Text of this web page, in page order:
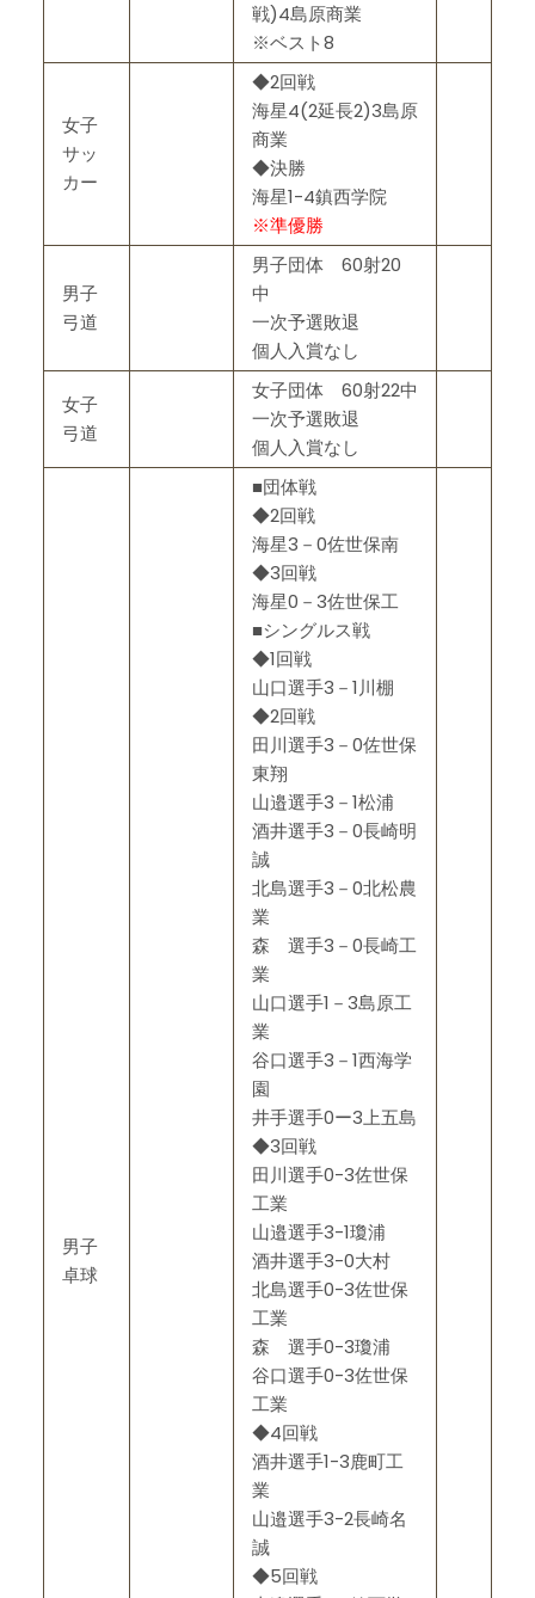
戦)4島原商業
※ベスト8
女子
サッ
カー
◆2回戦
海星4(2延長2)3島原
商業
◆決勝
海星1-4鎮西学院
※準優勝
男子
弓道
男子団体 60射20
中
一次予選敗退
個人入賞なし
女子
弓道
女子団体 60射22中
一次予選敗退
個人入賞なし
男子
卓球
■団体戦
◆2回戦
海星3－0佐世保南
◆3回戦
海星0－3佐世保工
■シングルス戦
◆1回戦
山口選手3－1川棚
◆2回戦
田川選手3－0佐世保
東翔
山邉選手3－1松浦
酒井選手3－0長崎明
誠
北島選手3－0北松農
業
森 選手3－0長崎工
業
山口選手1－3島原工
業
谷口選手3－1西海学
園
井手選手0ー3上五島
◆3回戦
田川選手0-3佐世保
工業
山邉選手3-1瓊浦
酒井選手3-0大村
北島選手0-3佐世保
工業
森 選手0-3瓊浦
谷口選手0-3佐世保
工業
◆4回戦
酒井選手1-3鹿町工
業
山邉選手3-2長崎名
誠
◆5回戦